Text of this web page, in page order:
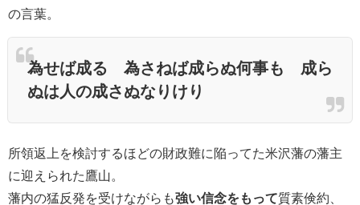
の言葉。
為せば成る 為さねば成らぬ何事も 成ら
ぬは人の成さぬなりけり
所領返上を検討するほどの財政難に陥ってた米沢藩の藩主
に迎えられた鷹山。
藩内の猛反発を受けながらも強い信念をもって質素倹約、